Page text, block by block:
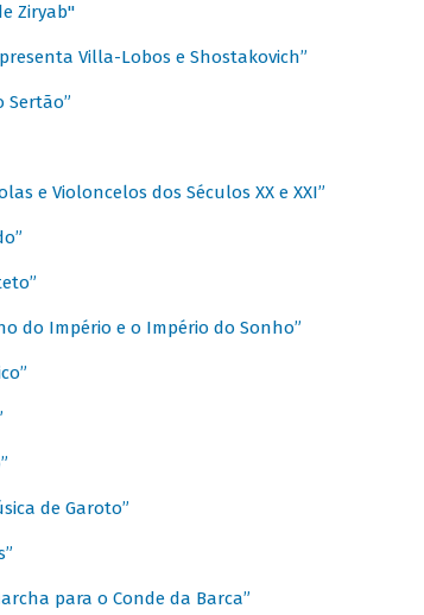
Ziryab"
Villa-Lobos e Shostakovich”
Sertão”
e Violoncelos dos Séculos XX e XXI”
do Império e o Império do Sonho”
de Garoto”
para o Conde da Barca”